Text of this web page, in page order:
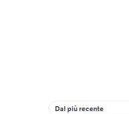
Dal più recente